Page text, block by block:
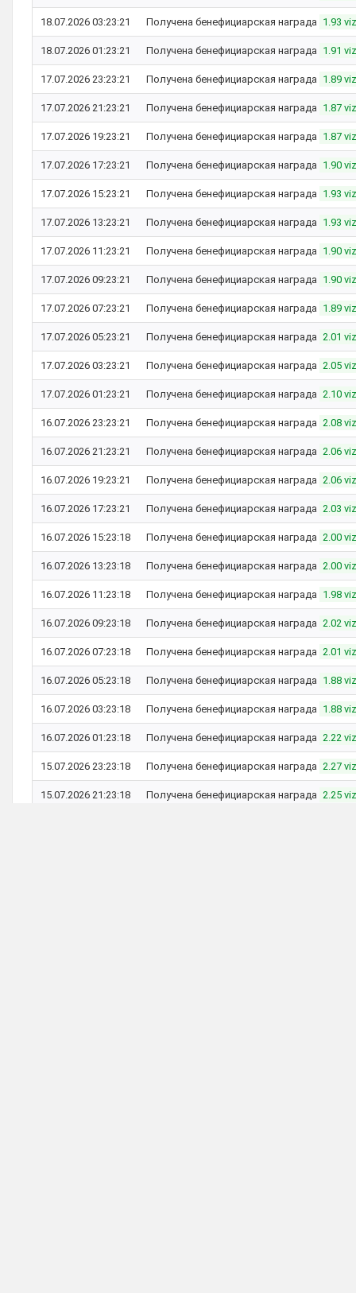
18.07.2026 03:23:21 Получена бенефициарская награда 1.93 viz
18.07.2026 01:23:21 Получена бенефициарская награда 1.91 viz
17.07.2026 23:23:21 Получена бенефициарская награда 1.89 viz
17.07.2026 21:23:21 Получена бенефициарская награда 1.87 viz
17.07.2026 19:23:21 Получена бенефициарская награда 1.87 viz
17.07.2026 17:23:21 Получена бенефициарская награда 1.90 viz
17.07.2026 15:23:21 Получена бенефициарская награда 1.93 viz
17.07.2026 13:23:21 Получена бенефициарская награда 1.93 viz
17.07.2026 11:23:21 Получена бенефициарская награда 1.90 viz
17.07.2026 09:23:21 Получена бенефициарская награда 1.90 viz
17.07.2026 07:23:21 Получена бенефициарская награда 1.89 viz
17.07.2026 05:23:21 Получена бенефициарская награда 2.01 viz
17.07.2026 03:23:21 Получена бенефициарская награда 2.05 viz
17.07.2026 01:23:21 Получена бенефициарская награда 2.10 viz
16.07.2026 23:23:21 Получена бенефициарская награда 2.08 viz
16.07.2026 21:23:21 Получена бенефициарская награда 2.06 viz
16.07.2026 19:23:21 Получена бенефициарская награда 2.06 viz
16.07.2026 17:23:21 Получена бенефициарская награда 2.03 viz
16.07.2026 15:23:18 Получена бенефициарская награда 2.00 viz
16.07.2026 13:23:18 Получена бенефициарская награда 2.00 viz
16.07.2026 11:23:18 Получена бенефициарская награда 1.98 viz
16.07.2026 09:23:18 Получена бенефициарская награда 2.02 viz
16.07.2026 07:23:18 Получена бенефициарская награда 2.01 viz
16.07.2026 05:23:18 Получена бенефициарская награда 1.88 viz
16.07.2026 03:23:18 Получена бенефициарская награда 1.88 viz
16.07.2026 01:23:18 Получена бенефициарская награда 2.22 viz
15.07.2026 23:23:18 Получена бенефициарская награда 2.27 viz
15.07.2026 21:23:18 Получена бенефициарская награда 2.25 viz